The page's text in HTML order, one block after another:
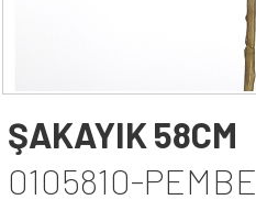
ŞAKAYIK 58CM
0105810-PEMBE